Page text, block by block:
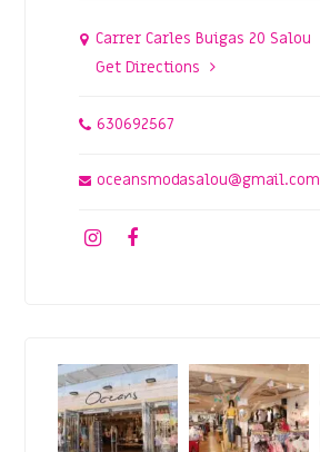
Carrer Carles Buigas 20 Salou
Get Directions
630692567
oceansmodasalou@gmail.com